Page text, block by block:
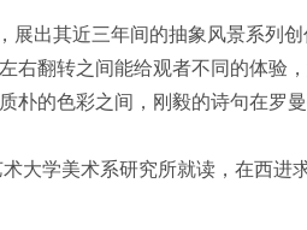
出其近三年间的抽象风景系列
翻转之间能给观者不同的体验
的色彩之间，刚毅的诗句在罗
大学美术系研究所就读，在西进